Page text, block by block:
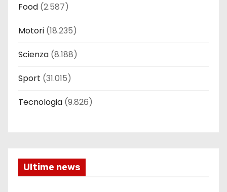
Food (2.587)
Motori (18.235)
Scienza (8.188)
Sport (31.015)
Tecnologia (9.826)
Ultime news